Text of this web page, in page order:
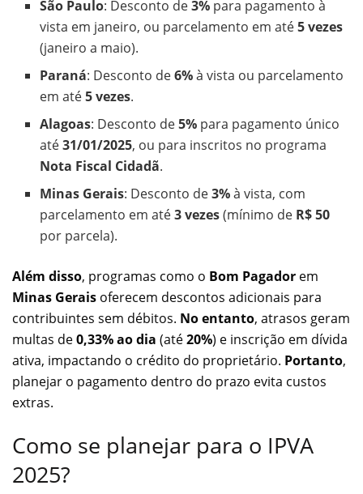
São Paulo: Desconto de3% para pagamento à
vista em janeiro, ou parcelamento em até5 vezes
(janeiro a maio).
Paraná: Desconto de6%à vista ou parcelamento
em até5 vezes.
Alagoas: Desconto de5% para pagamento único
até31/01/2025, ou para inscritos no programa
Nota Fiscal Cidadã.
Minas Gerais: Desconto de3%à vista, com
parcelamento em até3 vezes(mínimo de R$ 50
por parcela).
Além disso, programas como o Bom Pagador em
Minas Gerais oferecem descontos adicionais para
contribuintes sem débitos. No entanto, atrasos geram
multas de0,33% ao dia (até20%) e inscrição em dívida
ativa, impactando o crédito do proprietário. Portanto,
planejar o pagamento dentro do prazo evita custos
extras.
Como se planejar para o IPVA
2025?